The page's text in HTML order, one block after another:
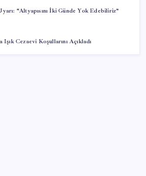
“Altyapısını İki Günde Yok Edebiliriz”
Cezaevi Koşullarını Açıkladı